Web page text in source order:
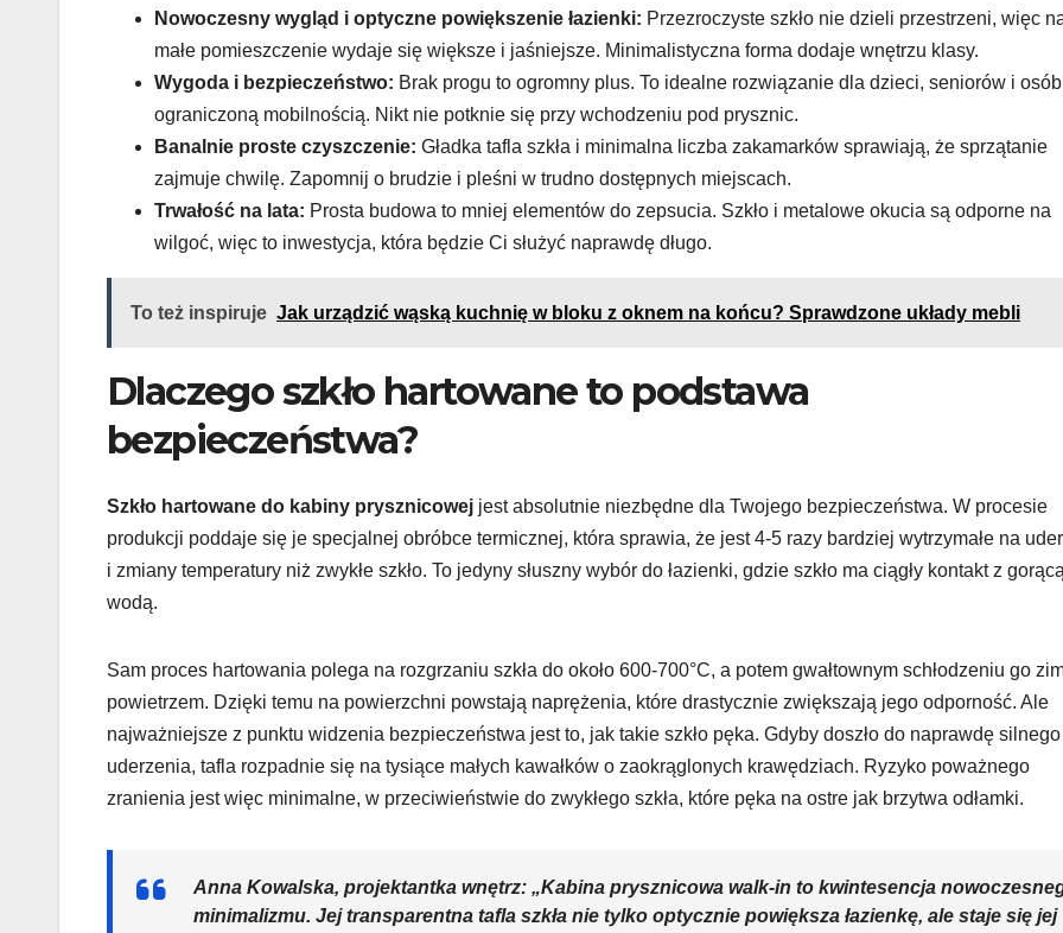
Nowoczesny wygląd i optyczne powiększenie łazienki: Przezroczyste szkło nie dzieli przestrzeni, więc
małe pomieszczenie wydaje się większe i jaśniejsze. Minimalistyczna forma dodaje wnętrzu klasy.
Wygoda i bezpieczeństwo: Brak progu to ogromny plus. To idealne rozwiązanie dla dzieci, seniorów i
ograniczoną mobilnością. Nikt nie potknie się przy wchodzeniu pod prysznic.
Banalnie proste czyszczenie: Gładka tafla szkła i minimalna liczba zakamarków sprawiają, że sprzątanie
zajmuje chwilę. Zapomnij o brudzie i pleśni w trudno dostępnych miejscach.
Trwałość na lata: Prosta budowa to mniej elementów do zepsucia. Szkło i metalowe okucia są odporne na
wilgoć, więc to inwestycja, która będzie Ci służyć naprawdę długo.
To też inspiruje Jak urządzić wąską kuchnię w bloku z oknem na końcu? Sprawdzone układy mebli
Dlaczego szkło hartowane to podstawa
bezpieczeństwa?
Szkło hartowane do kabiny prysznicowej jest absolutnie niezbędne dla Twojego bezpieczeństwa. W procesie
produkcji poddaje się je specjalnej obróbce termicznej, która sprawia, że jest 4-5 razy bardziej wytrzymałe na
i zmiany temperatury niż zwykłe szkło. To jedyny słuszny wybór do łazienki, gdzie szkło ma ciągły kontakt z gorącą
wodą.
Sam proces hartowania polega na rozgrzaniu szkła do około 600-700°C, a potem gwałtownym schłodzeniu go
powietrzem. Dzięki temu na powierzchni powstają naprężenia, które drastycznie zwiększają jego odporność. Ale
najważniejsze z punktu widzenia bezpieczeństwa jest to, jak takie szkło pęka. Gdyby doszło do naprawdę silnego
uderzenia, tafla rozpadnie się na tysiące małych kawałków o zaokrąglonych krawędziach. Ryzyko poważnego
zranienia jest więc minimalne, w przeciwieństwie do zwykłego szkła, które pęka na ostre jak brzytwa odłamki.
Anna Kowalska, projektantka wnętrz: „Kabina prysznicowa walk-in to kwintesencja
minimalizmu. Jej transparentna tafla szkła nie tylko optycznie powiększa łazienkę, ale staje się jej